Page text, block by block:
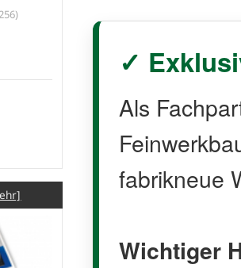
✓
Als
fabrikneue
Wichtiger